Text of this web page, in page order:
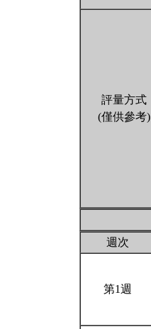
評量方式
(僅供參考)
週次
第1週